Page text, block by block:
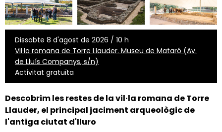
Dissabte 8 d'agost de 2026 / 10 h
Vil·la romana de Torre Llauder. Museu de Mataró (Av.
de Lluís Companys, s/n)
Activitat gratuïta
Descobrim les restes de la vil·la romana de Torre
Llauder, el principal jaciment arqueològic de
l'antiga ciutat d'Iluro